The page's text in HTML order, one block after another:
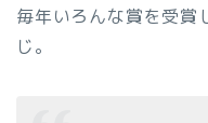
毎年いろんな賞を受賞
じ。